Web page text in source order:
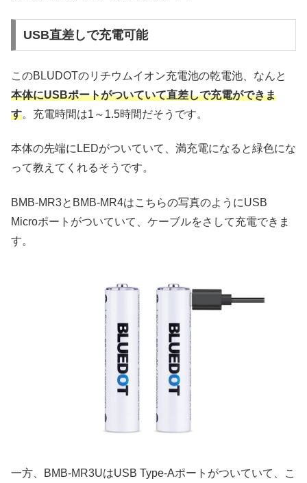
USB直差しで充電可能
このBLUDOTのリチウムイオン充電池の乾電池、なんと
本体にUSBポートがついていて直差しで充電ができま
す。充電時間は1～1.5時間だそうです。
本体の先端にLEDがついていて、満充電になると緑色にな
って教えてくれるそうです。
BMB-MR3とBMB-MR4はこちらの写真のようにUSB
Microポートがついていて、ケーブルをさして充電できま
す。
一方、BMB-MR3UはUSB Type-Aポートがついていて、こ